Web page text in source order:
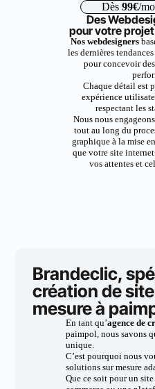
Dès 99€/
Des
pour votre
Nos webdesigners
les dernières
pour concevoir
Chaque détail est
expérience
respectant les
Nous nous
tout au long du
graphique à la mise
que votre site
vos attentes et
Brandeclic,
création de
mesure à
En tant qu’agence de
paimpol, nous savons
unique.
C’est pourquoi nous
solutions sur mesure
Que ce soit pour un